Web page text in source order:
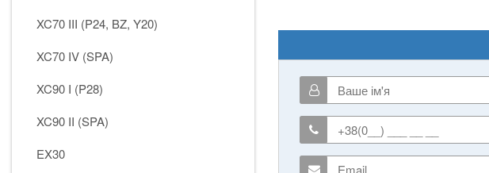
XC70 III (P24, BZ, Y20)
XC70 IV (SPA)
XC90 I (P28)
XC90 II (SPA)
EX30